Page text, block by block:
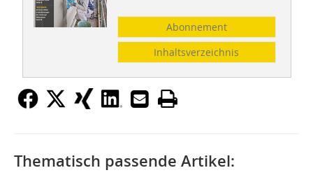
Abonnement
Inhaltsverzeichnis
Thematisch passende Artikel: